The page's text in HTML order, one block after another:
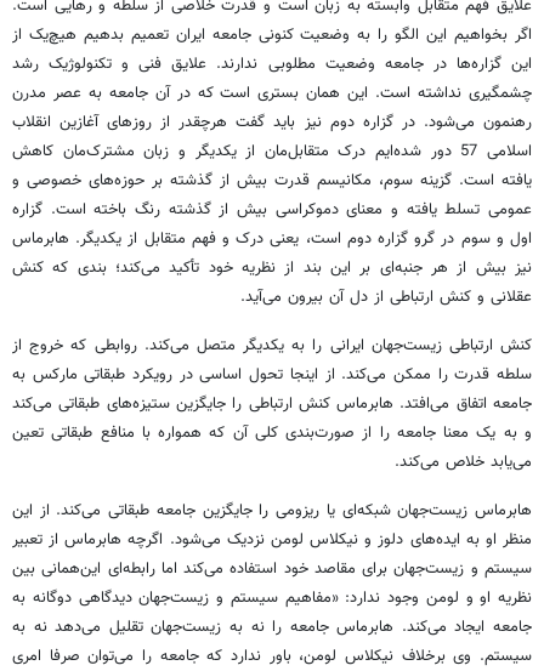
علایق فهم متقابل وابسته به زبان است و قدرت خلاصی از سلطه و رهایی است.
اگر بخواهیم این الگو را به وضعیت کنونی جامعه ایران تعمیم بدهیم هیچ‌یک از
این گزاره‌ها در جامعه وضعیت مطلوبی ندارند. علایق فنی و تکنولوژیک رشد
چشمگیری نداشته است. این همان بستری است که در آن جامعه به عصر مدرن
رهنمون می‌شود. در گزاره دوم نیز باید گفت هرچقدر از روزهای آغازین انقلاب
اسلامی 57 دور شده‌ایم درک متقابل‌مان از یکدیگر و زبان مشترک‌مان کاهش
یافته است. گزینه سوم، مکانیسم‌ قدرت بیش از گذشته بر حوزه‌های خصوصی و
عمومی تسلط یافته و معنای دموکراسی بیش از گذشته رنگ باخته است. گزاره
اول و سوم در گرو گزاره دوم است، یعنی درک و فهم متقابل از یکدیگر. هابرماس
نیز بیش از هر جنبه‌ای بر این بند از نظریه خود تأکید می‌کند؛ بندی که کنش
عقلانی و کنش ارتباطی از دل آن بیرون می‌آید.
کنش ارتباطی زیست‌جهان ایرانی را به یکدیگر متصل می‌کند. روابطی که خروج از
سلطه قدرت را ممکن می‌کند. از اینجا تحول اساسی در رویکرد طبقاتی مارکس به
جامعه اتفاق می‌افتد. هابرماس کنش ارتباطی را جایگزین ستیزه‌های طبقاتی می‌کند
و به یک معنا جامعه را از صورت‌بندی کلی آن که همواره با منافع طبقاتی تعین
می‌یابد خلاص می‌کند.
هابرماس زیست‌جهان شبکه‌ای یا ریزومی را جایگزین جامعه طبقاتی می‌کند. از این
منظر او به ایده‌های دلوز و نیکلاس لومن نزدیک می‌شود. اگرچه هابرماس از تعبیر
سیستم و زیست‌جهان برای مقاصد خود استفاده می‌کند اما رابطه‌ای این‌همانی بین
نظریه او و لومن وجود ندارد: «مفاهیم سیستم و زیست‌جهان دیدگاهی دوگانه به
جامعه ایجاد می‌کند. هابرماس جامعه را نه به زیست‌جهان تقلیل می‌دهد نه به
سیستم. وی برخلاف نیکلاس لومن، باور ندارد که جامعه را می‌توان صرفا امری